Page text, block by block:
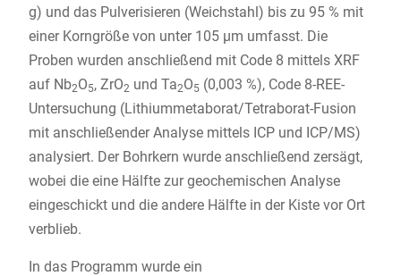
g) und das Pulverisieren (Weichstahl) bis zu 95 % mit
einer Korngröße von unter 105 µm umfasst. Die
Proben wurden anschließend mit Code 8 mittels XRF
auf Nb2O5, ZrO2 und Ta2O5 (0,003 %), Code 8-REE-
Untersuchung (Lithiummetaborat/Tetraborat-Fusion
mit anschließender Analyse mittels ICP und ICP/MS)
analysiert. Der Bohrkern wurde anschließend zersägt,
wobei die eine Hälfte zur geochemischen Analyse
eingeschickt und die andere Hälfte in der Kiste vor Ort
verblieb.
In das Programm wurde ein